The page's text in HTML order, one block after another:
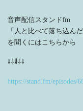
音声配信スタンドfm
「人と比べて落ち込ん
を聞くにはこちらから
⇩⇩⇩⇩⇩
https://stand.fm/episodes/